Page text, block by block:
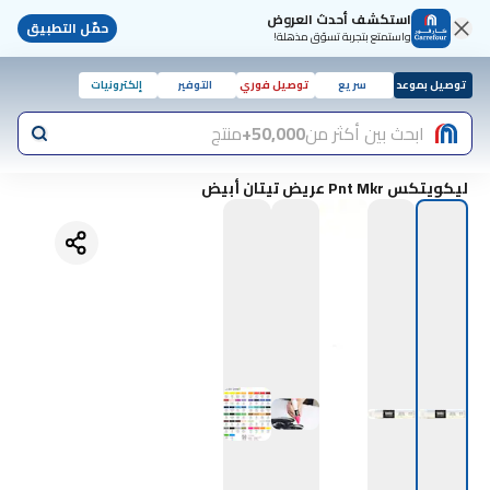
استكشف أحدث العروض
واستمتع بتجربة تسوّق مذهلة! حمّل التطبيق
توصيل بموعد سريع توصيل فوري التوفير إلكترونيات
ابحث بين أكثر من50,000+ منتج
ليكويتكس Pnt Mkr عريض تيتان أبيض